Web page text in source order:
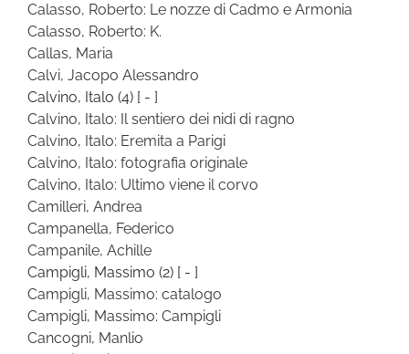
Calasso, Roberto: Le nozze di Cadmo e Armonia
Calasso, Roberto: K.
Callas, Maria
Calvi, Jacopo Alessandro
Calvino, Italo (4) [ - ]
Calvino, Italo: Il sentiero dei nidi di ragno
Calvino, Italo: Eremita a Parigi
Calvino, Italo: fotografia originale
Calvino, Italo: Ultimo viene il corvo
Camilleri, Andrea
Campanella, Federico
Campanile, Achille
Campigli, Massimo (2) [ - ]
Campigli, Massimo: catalogo
Campigli, Massimo: Campigli
Cancogni, Manlio